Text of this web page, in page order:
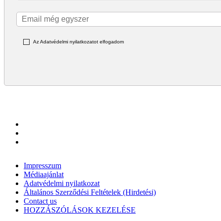
Az Adatvédelmi nyilatkozatot elfogadom
Impresszum
Médiaajánlat
Adatvédelmi nyilatkozat
Általános Szerződési Feltételek (Hirdetési)
Contact us
HOZZÁSZÓLÁSOK KEZELÉSE